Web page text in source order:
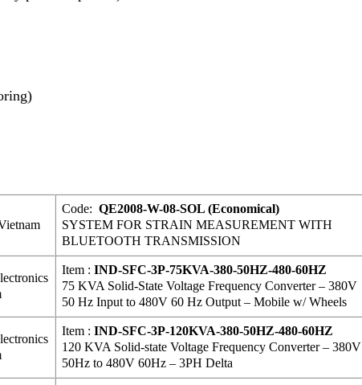
Code: QE2008-W-08-SOL (Economical)
SYSTEM FOR STRAIN MEASUREMENT WITH
BLUETOOTH TRANSMISSION
Item : IND-SFC-3P-75KVA-380-50HZ-480-60HZ
75 KVA Solid-State Voltage Frequency Converter – 380V
50 Hz Input to 480V 60 Hz Output – Mobile w/ Wheels
Item : IND-SFC-3P-120KVA-380-50HZ-480-60HZ
120 KVA Solid-state Voltage Frequency Converter – 380V
50Hz to 480V 60Hz – 3PH Delta